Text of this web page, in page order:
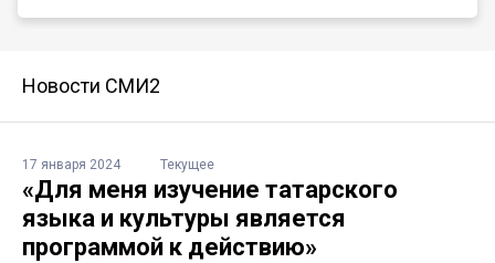
Новости СМИ2
17 января 2024 Текущее
«Для меня изучение татарского
языка и культуры является
программой к действию»